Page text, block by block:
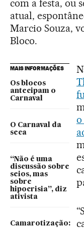
com a festa, ou
atual,
Marcio Souza,
Bloco.
MAIS INFORMAÇÕES
Os blocos
antecipam o
Carnaval
O Carnaval da
seca
“Não é uma
discussão sobre
seios, mas
sobre
hipocrisia”, diz
ativista
Camarotização: